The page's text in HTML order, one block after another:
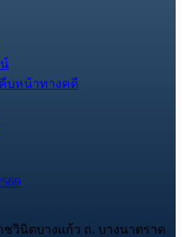
บหน้าทางคดี
ชวินิตบางแก้ว ถ. บางนาตราด